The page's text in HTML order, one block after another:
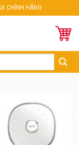
CHÍNH HÃNG